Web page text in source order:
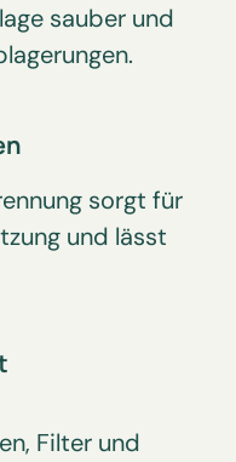
sauber und
sorgt für
und lässt
Filter und